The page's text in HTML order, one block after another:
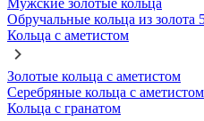
Мужские золотые кольца
Обручальные кольца из золота
Кольца с аметистом
Золотые кольца с аметистом
Серебряные кольца с аметистом
Кольца с гранатом